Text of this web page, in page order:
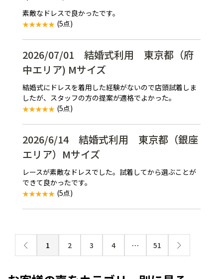
素敵なドレスで良かったです。
(5点)
2026/07/01 結婚式利用 東京都（府
中エリア) Mサイズ
結婚式にドレスを着用した経験がないので店頭試着しま
したが、スタッフの方の提案が適格でよかった。
(5点)
2026/6/14 結婚式利用 東京都（銀座
エリア）Mサイズ
レースが素敵なドレスでした。試着してから選ぶことが
できて良かったです。
(5点)
1 2 3 4 … 51